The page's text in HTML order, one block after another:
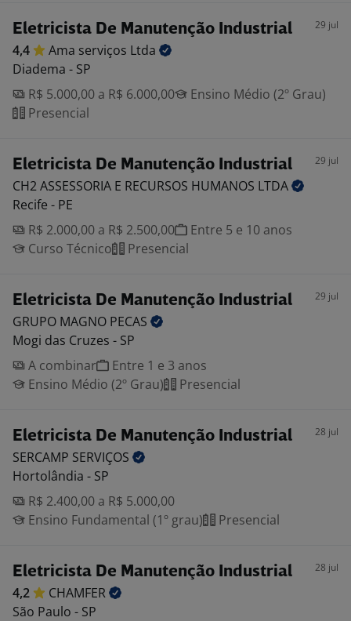
Eletricista De Manutenção Industrial 29 jul
4,4 Ama serviços Ltda
Diadema - SP
R$ 5.000,00 a R$ 6.000,00
Ensino Médio (2º Grau)
Presencial
Eletricista De Manutenção Industrial 29 jul
CH2 ASSESSORIA E RECURSOS HUMANOS LTDA
Recife - PE
R$ 2.000,00 a R$ 2.500,00
Entre 5 e 10 anos
Curso Técnico
Presencial
Eletricista De Manutenção Industrial 29 jul
GRUPO MAGNO PECAS
Mogi das Cruzes - SP
A combinar
Entre 1 e 3 anos
Ensino Médio (2º Grau)
Presencial
Eletricista De Manutenção Industrial 28 jul
SERCAMP SERVIÇOS
Hortolândia - SP
R$ 2.400,00 a R$ 5.000,00
Ensino Fundamental (1º grau)
Presencial
Eletricista De Manutenção Industrial 28 jul
4,2
CHAMFER
São Paulo - SP